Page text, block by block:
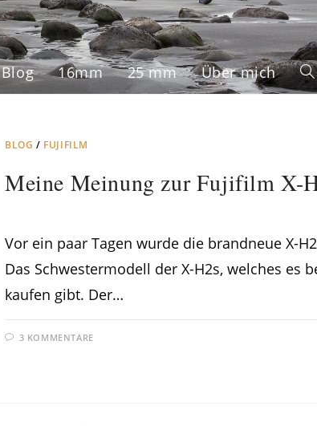
Blog 16mm 25 mm Über mich
BLOG / FUJIFILM
Meine Meinung zur Fujifilm X-
Vor ein paar Tagen wurde die brandneue X-
Das Schwestermodell der X-H2s, welches es
kaufen gibt. Der…
3 KOMMENTARE